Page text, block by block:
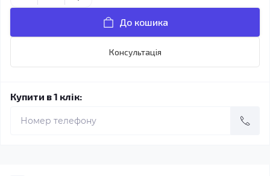
До кошика
Консультація
Купити в 1 клік: